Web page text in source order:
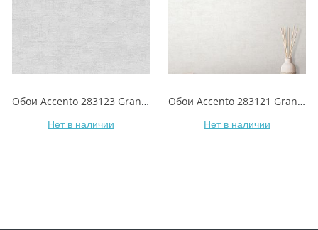
Обои Accento 283123 Grange/Грейндж
Нет в наличии
Обои Accento 283121 Grange/Грейндж
Нет в наличии